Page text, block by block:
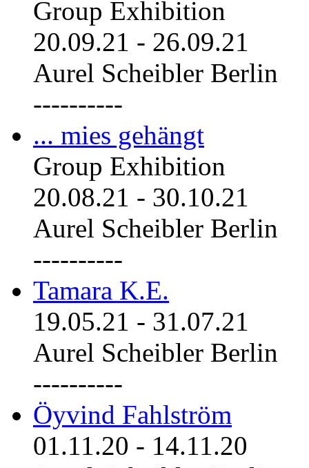
Group Exhibition
20.09.21 - 26.09.21
Aurel Scheibler Berlin
----------
... mies gehängt
Group Exhibition
20.08.21 - 30.10.21
Aurel Scheibler Berlin
----------
Tamara K.E.
19.05.21 - 31.07.21
Aurel Scheibler Berlin
----------
Öyvind Fahlström
01.11.20 - 14.11.20